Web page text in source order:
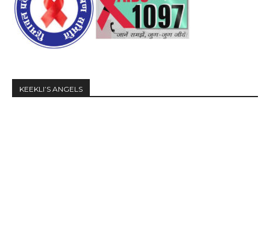
KEEKLI’S ANGELS